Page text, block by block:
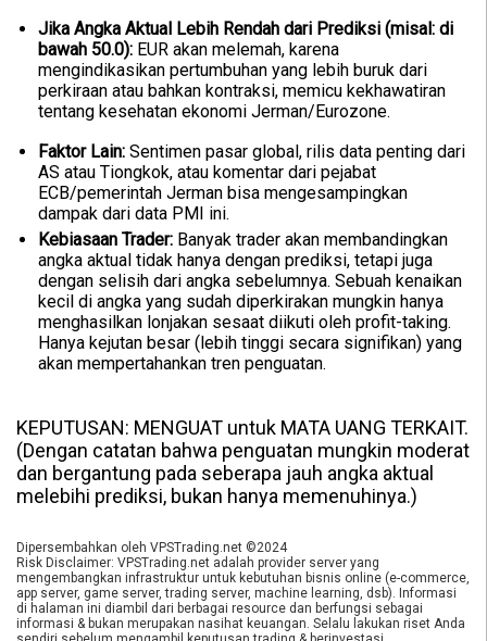
Jika Angka Aktual Lebih Rendah dari Prediksi (misal: di
bawah 50.0): EUR akan melemah, karena
mengindikasikan pertumbuhan yang lebih buruk dari
perkiraan atau bahkan kontraksi, memicu kekhawatiran
tentang kesehatan ekonomi Jerman/Eurozone.
Faktor Lain: Sentimen pasar global, rilis data penting dari
AS atau Tiongkok, atau komentar dari pejabat
ECB/pemerintah Jerman bisa mengesampingkan
dampak dari data PMI ini.
Kebiasaan Trader: Banyak trader akan membandingkan
angka aktual tidak hanya dengan prediksi, tetapi juga
dengan selisih dari angka sebelumnya. Sebuah kenaikan
kecil di angka yang sudah diperkirakan mungkin hanya
menghasilkan lonjakan sesaat diikuti oleh profit-taking.
Hanya kejutan besar (lebih tinggi secara signifikan) yang
akan mempertahankan tren penguatan.
KEPUTUSAN: MENGUAT untuk MATA UANG TERKAIT.
(Dengan catatan bahwa penguatan mungkin moderat
dan bergantung pada seberapa jauh angka aktual
melebihi prediksi, bukan hanya memenuhinya.)
Dipersembahkan oleh VPSTrading.net ©2024
Risk Disclaimer: VPSTrading.net adalah provider server yang
mengembangkan infrastruktur untuk kebutuhan bisnis online (e-commerce,
app server, game server, trading server, machine learning, dsb). Informasi
di halaman ini diambil dari berbagai resource dan berfungsi sebagai
informasi & bukan merupakan nasihat keuangan. Selalu lakukan riset Anda